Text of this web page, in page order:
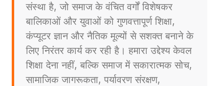
संस्था है, जो समाज के वंचित वर्गों विशेषकर
बालिकाओं और युवाओं को गुणवत्तापूर्ण शिक्षा,
कंप्यूटर ज्ञान और नैतिक मूल्यों से सशक्त बनाने के
लिए निरंतर कार्य कर रही है। हमारा उद्देश्य केवल
शिक्षा देना नहीं, बल्कि समाज में सकारात्मक सोच,
सामाजिक जागरूकता, पर्यावरण संरक्षण,